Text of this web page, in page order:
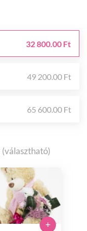
32 800.00 Ft
49 200.00 Ft
65 600.00 Ft
(választható)
+